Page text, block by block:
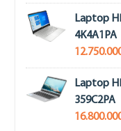
Laptop
4K4A1PA
Laptop
359C2PA